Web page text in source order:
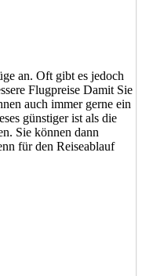
an. Oft gibt es jedoch
Flugpreise Damit Sie
auch immer gerne ein
günstiger ist als die
Sie können dann
für den Reiseablauf